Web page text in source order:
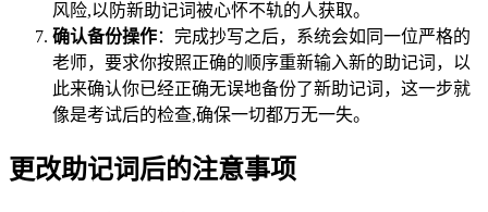
风险,以防新助记词被心怀不轨的人获取。
确认备份操作：完成抄写之后，系统会如同一位严格的
老师，要求你按照正确的顺序重新输入新的助记词，以
此来确认你已经正确无误地备份了新助记词，这一步就
像是考试后的检查,确保一切都万无一失。
更改助记词后的注意事项